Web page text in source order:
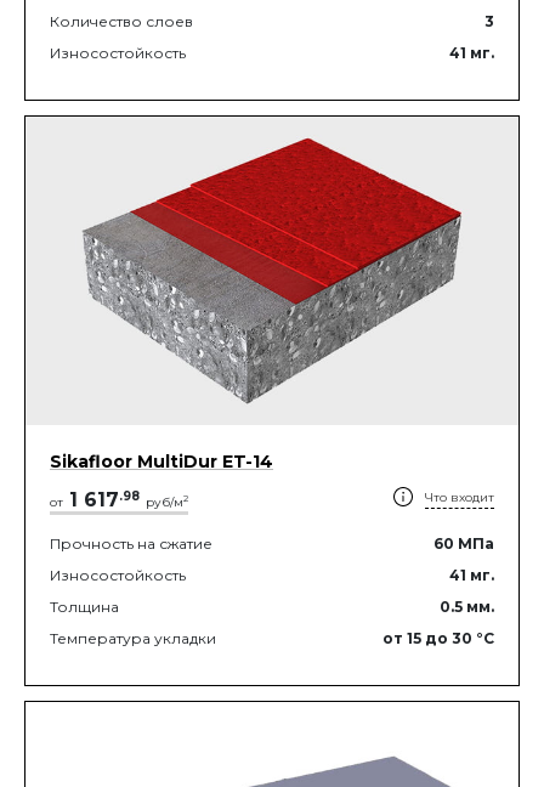
Количество слоев
3
Износостойкость
41 мг.
Sikafloor MultiDur ET-14
от 1 617.98 руб/м2 Что входит
Прочность на сжатие 60 МПа
Износостойкость
41 мг.
Толщина
0.5 мм.
Температура укладки
от 15 до 30 °C